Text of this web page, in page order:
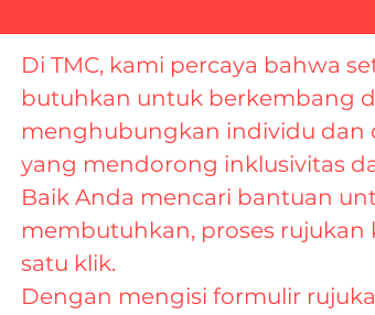
Di TMC, kami percaya bahwa
butuhkan untuk berkembang
menghubungkan individu dan
yang mendorong inklusivitas
Baik Anda mencari bantuan
membutuhkan, proses
satu klik.
Dengan mengisi formulir